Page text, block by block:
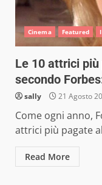
Cinema Featured
Le 10 attrici
secondo
sally 21 Agosto
Come ogni anno,
attrici più pagate
Read More